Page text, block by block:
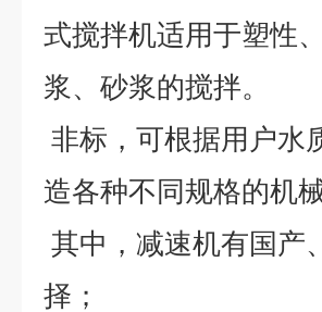
式搅拌机适用于塑性
浆、砂浆的搅拌。
非标，可根据用户水
造各种不同规格的机
其中，减速机有国产
择；